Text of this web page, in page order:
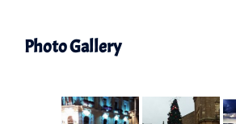
Photo Gallery